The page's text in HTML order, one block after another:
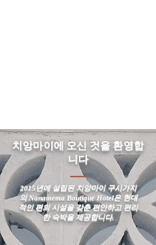
치앙마이에 오신 것을 환영합
니다
2015년에 설립된 치앙마이 구시가지
의 Nanamema Boutique Hotel은 현대
적인 편의 시설을 갖춘 편안하고 편리
한 숙박을 제공합니다.